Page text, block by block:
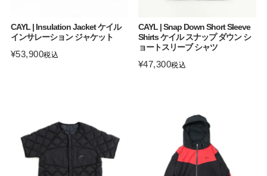
CAYL | Insulation Jacket ケイル
インサレーション ジャケット
¥53,900税込
CAYL | Snap Down Short Sleeve
Shirts ケイル スナップ ダウン シ
ョートスリーブ シャツ
¥47,300税込